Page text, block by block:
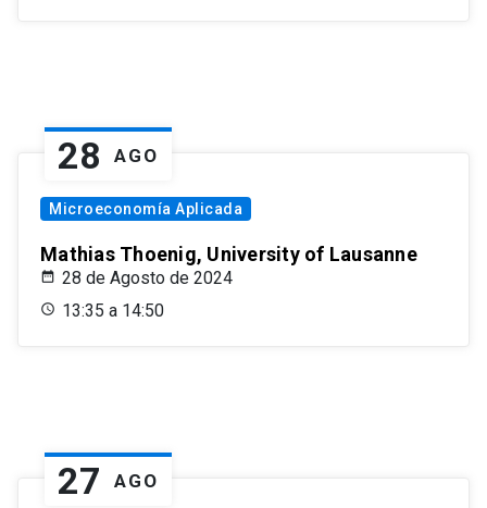
28 AGO
Microeconomía Aplicada
Mathias Thoenig, University of Lausanne
28 de Agosto de 2024
13:35 a 14:50
27 AGO